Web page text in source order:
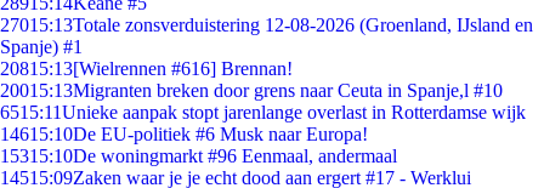
27015:13Totale zonsverduistering 12-08-2026 (Groenland, IJsland en
Spanje) #1
20815:13[Wielrennen #616] Brennan!
20015:13Migranten breken door grens naar Ceuta in Spanje,l #10
6515:11Unieke aanpak stopt jarenlange overlast in Rotterdamse wijk
14615:10De EU-politiek #6 Musk naar Europa!
15315:10De woningmarkt #96 Eenmaal, andermaal
14515:09Zaken waar je je echt dood aan ergert #17 - Werklui